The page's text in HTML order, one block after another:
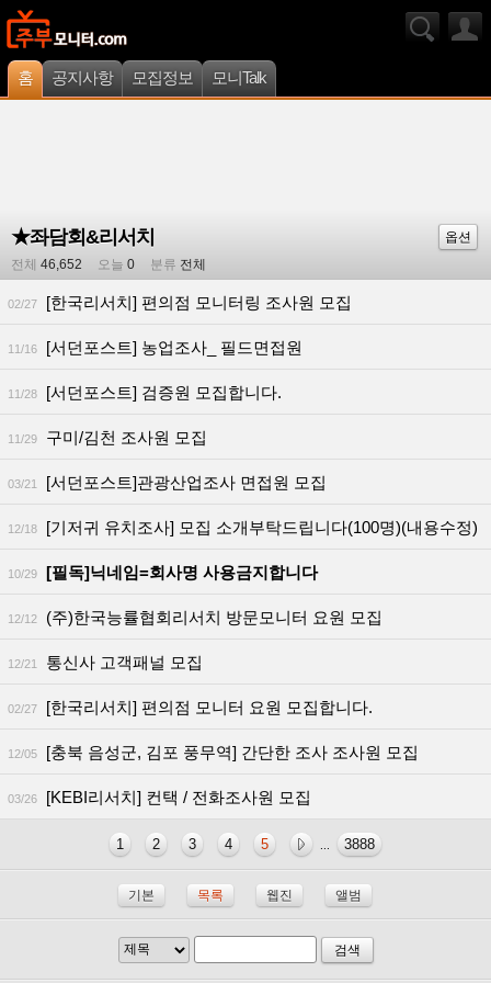
홈 공지사항 모집정보 모니Talk
★좌담회&리서치
옵션
전체 46,652 오늘 0 분류 전체
02/27 [한국리서치] 편의점 모니터링 조사원 모집
11/16 [서던포스트] 농업조사_ 필드면접원
11/28 [서던포스트] 검증원 모집합니다.
11/29 구미/김천 조사원 모집
03/21 [서던포스트]관광산업조사 면접원 모집
12/18 [기저귀 유치조사] 모집 소개부탁드립니다(100명)(내용수정)
10/29 [필독]닉네임=회사명 사용금지합니다
12/12 (주)한국능률협회리서치 방문모니터 요원 모집
12/21 통신사 고객패널 모집
02/27 [한국리서치] 편의점 모니터 요원 모집합니다.
12/05 [충북 음성군, 김포 풍무역] 간단한 조사 조사원 모집
03/26 [KEBI리서치] 컨택 / 전화조사원 모집
1 2 3 4 5 ... 3888
기본 목록 웹진 앨범
검색